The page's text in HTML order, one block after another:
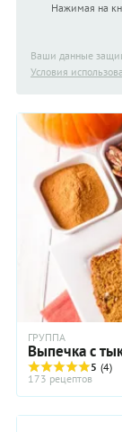
Нажимая на
Ваши данные
Условия
ГРУППА
Выпечка с
5 (4)
173 рецептов